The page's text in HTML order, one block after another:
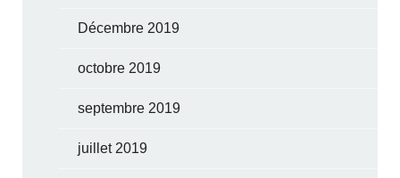
Décembre 2019
octobre 2019
septembre 2019
juillet 2019